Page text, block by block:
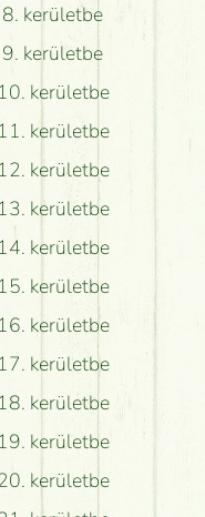
kerületbe
kerületbe
kerületbe
kerületbe
kerületbe
kerületbe
kerületbe
kerületbe
kerületbe
kerületbe
kerületbe
kerületbe
kerületbe